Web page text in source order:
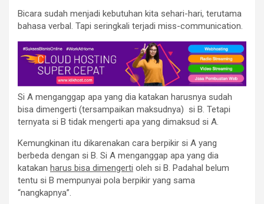
Bicara sudah menjadi kebutuhan kita sehari-hari, terutama
bahasa verbal. Tapi seringkali terjadi miss-communication.
Si A menganggap apa yang dia katakan harusnya sudah
bisa dimengerti (tersampaikan maksudnya) si B. Tetapi
ternyata si B tidak mengerti apa yang dimaksud si A.
Kemungkinan itu dikarenakan cara berpikir si A yang
berbeda dengan si B. Si A menganggap apa yang dia
katakan harus bisa dimengerti oleh si B. Padahal belum
tentu si B mempunyai pola berpikir yang sama
“nangkapnya”.